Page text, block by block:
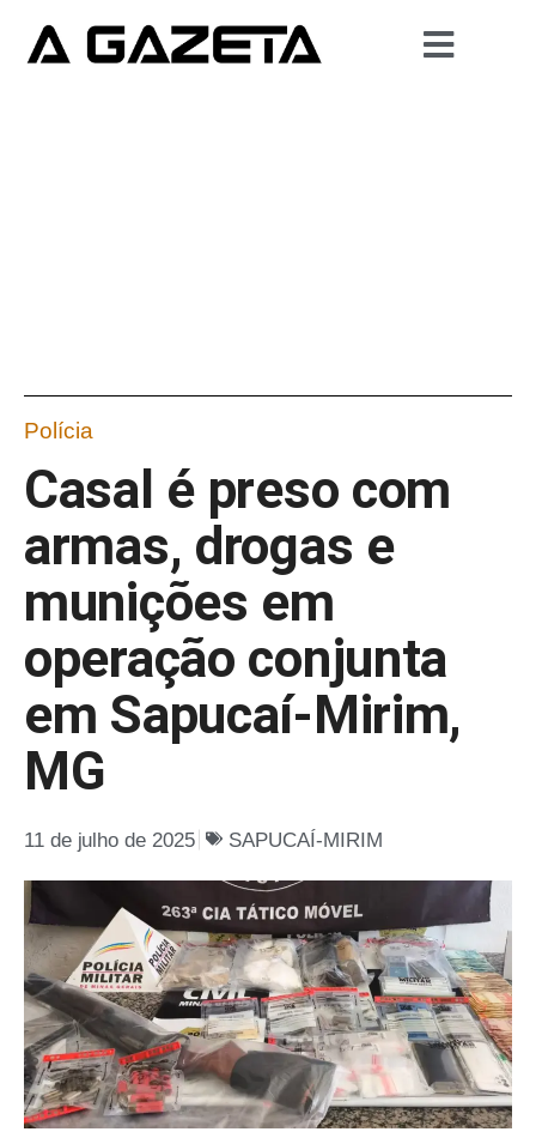
Polícia
Casal é preso com
armas, drogas e
munições em
operação conjunta
em Sapucaí-Mirim,
MG
11 de julho de 2025 SAPUCAÍ-MIRIM